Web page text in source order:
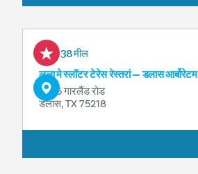
1.38 मील
लूला मे स्लॉटर टेरेस रेस्तरां — डलास आर्बोरेटम
8525 गारलैंड रोड
डलास, TX 75218